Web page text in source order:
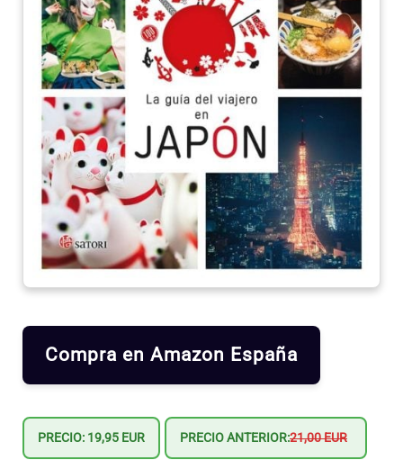
Compra en Amazon España
PRECIO: 19,95 EUR PRECIO ANTERIOR:21,00 EUR